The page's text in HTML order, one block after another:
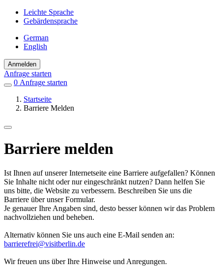
Leichte Sprache
Gebärdensprache
German
English
Anmelden
Anfrage starten
0 Einträge
Favoriten
Anfrage starten
Startseite
Barriere Melden
Barriere melden
Ist Ihnen auf unserer Internetseite eine Barriere aufgefallen? Können
Sie Inhalte nicht oder nur eingeschränkt nutzen? Dann helfen Sie
uns bitte, die Website zu verbessern. Beschreiben Sie uns die
Barriere über unser Formular.
Je genauer Ihre Angaben sind, desto besser können wir das Problem
nachvollziehen und beheben.
Alternativ können Sie uns auch eine E-Mail senden an:
barrierefrei@visitberlin.de
Wir freuen uns über Ihre Hinweise und Anregungen.